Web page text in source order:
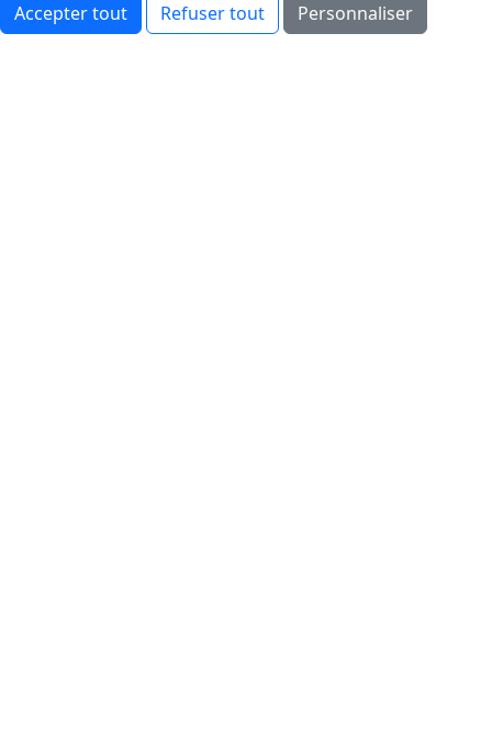
Accepter tout Refuser tout Personnaliser